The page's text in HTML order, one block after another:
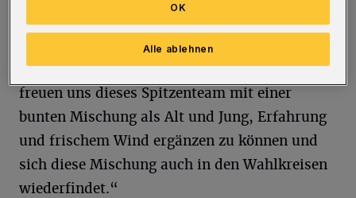
Yazgülü Zeybek und Marc Schulz haben wir
ein eingespieltes Spitzenteam ins Rennen um
die kommende Wahlperiode geschickt. Wir
freuen uns dieses Spitzenteam mit einer
bunten Mischung als Alt und Jung, Erfahrung
und frischem Wind ergänzen zu können und
sich diese Mischung auch in den Wahlkreisen
wiederfindet.“
Alle ablehnen
OK